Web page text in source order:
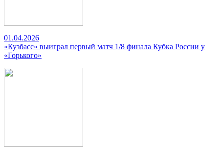
01.04.2026
«Кузбасс» выиграл первый матч 1/8 финала Кубка России у
«Горького»